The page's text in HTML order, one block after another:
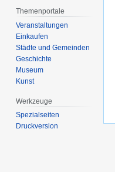
Themenportale
Veranstaltungen
Einkaufen
Städte und Gemeinden
Geschichte
Museum
Kunst
Werkzeuge
Spezialseiten
Druckversion